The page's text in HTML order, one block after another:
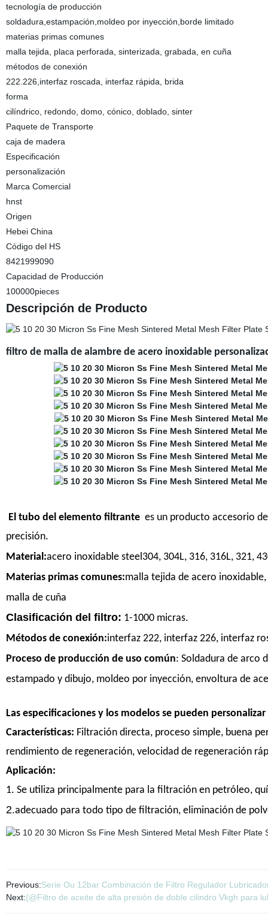
tecnología de producción
soldadura,estampación,moldeo por inyección,borde limitado
materias primas comunes
malla tejida, placa perforada, sinterizada, grabada, en cuña
métodos de conexión
222.226,interfaz roscada, interfaz rápida, brida
forma
cilíndrico, redondo, domo, cónico, doblado, sinter
Paquete de Transporte
caja de madera
Especificación
personalización
Marca Comercial
hnst
Origen
Hebei China
Código del HS
8421999090
Capacidad de Producción
100000pieces
Descripción de Producto
filtro de malla de alambre de acero inoxidable
El tubo del elemento filtrante es un producto accesorio
precisión.
Material:acero inoxidable steel304, 304L, 316, 316L, 321,
Materias primas comunes:malla tejida de acero
malla de cuña
Clasificación del filtro: 1-1000 micras.
Métodos de conexión:interfaz 222, interfaz 226, interfaz
Proceso de producción de uso común: Soldadura de arco
estampado y dibujo, moldeo por inyección, envoltura de
Las especificaciones y los modelos se pueden
Características: Filtración directa, proceso simple, buena
rendimiento de regeneración, velocidad de regeneración
Aplicación:
1. Se utiliza principalmente para la filtración en petróleo,
2.adecuado para todo tipo de filtración, eliminación de
Previous:Serie Ou 12bar Combinación de Filtro Regulador
Next:{@Filtro de aceite de alta presión de doble cilindro Vkgh para